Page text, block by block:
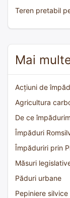
Teren pretabil
Mai
Acțiuni de
Agricultura
De ce împădurim
Împăduri
Împăduriri prin
Măsuri
Păduri urbane
Pepiniere silvice